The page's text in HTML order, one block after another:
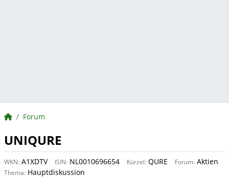
BörsenNEWS.de
Forum
UNIQURE
WKN: A1XDTV ISIN: NL0010696654 Kürzel: QURE Forum: Aktien
Thema: Hauptdiskussion